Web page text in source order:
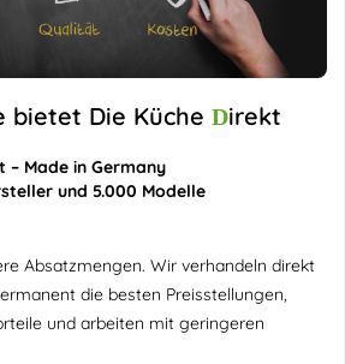
bietet Die Küche Direkt
Made in Germany
und 5.000 Modelle
Absatzmengen. Wir verhandeln direkt
die besten Preisstellungen,
und arbeiten mit geringeren